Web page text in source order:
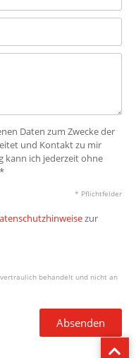
Daten zum Zwecke der
und Kontakt zu mir
kann ich jederzeit ohne
* Pflichtfelder
zur
behandelt und nicht an
Absenden